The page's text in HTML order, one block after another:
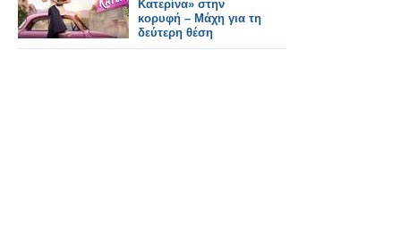
Κατερίνα» στην
κορυφή – Μάχη για τη
δεύτερη θέση